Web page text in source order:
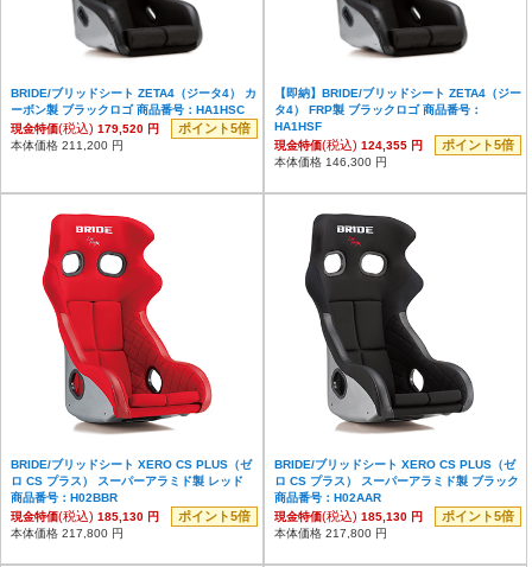
BRIDE/ブリッドシート ZETA4（ジータ4） カ
ーボン製 ブラックロゴ 商品番号：HA1HSC
現金特価(税込) 179,520 円 ポイント5倍
本体価格 211,200 円
【即納】BRIDE/ブリッドシート ZETA4（ジー
タ4） FRP製 ブラックロゴ 商品番号：
HA1HSF
現金特価(税込) 124,355 円 ポイント5倍
本体価格 146,300 円
BRIDE/ブリッドシート XERO CS PLUS（ゼ
ロ CS プラス） スーパーアラミド製 レッド
商品番号：H02BBR
現金特価(税込) 185,130 円 ポイント5倍
本体価格 217,800 円
BRIDE/ブリッドシート XERO CS PLUS（ゼ
ロ CS プラス） スーパーアラミド製 ブラック
商品番号：H02AAR
現金特価(税込) 185,130 円 ポイント5倍
本体価格 217,800 円